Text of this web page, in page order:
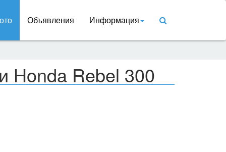
Объявления Информация
Honda Rebel 300